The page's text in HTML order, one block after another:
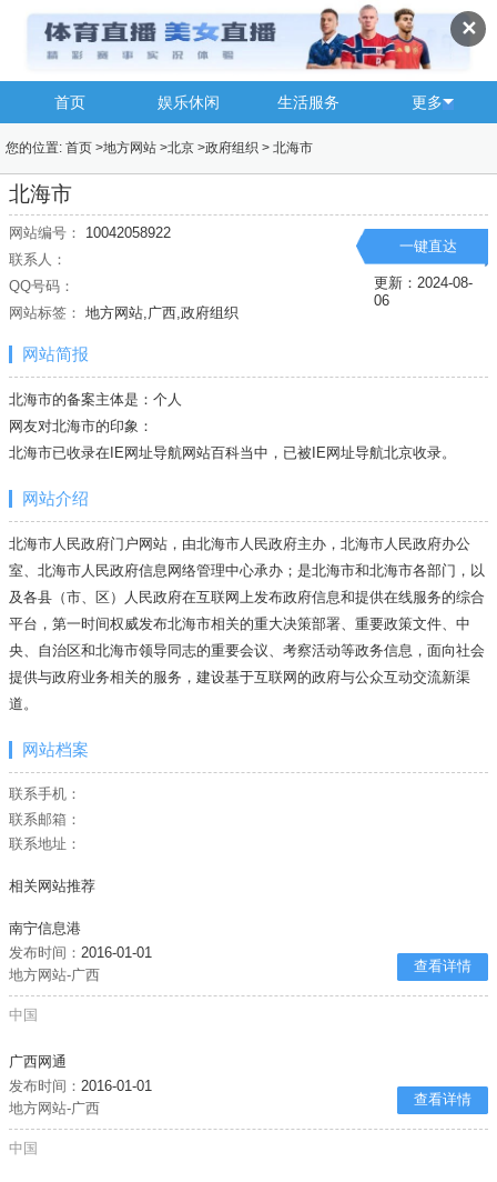
✕
首页 娱乐休闲 生活服务 更多
您的位置: 首页 >地方网站 >北京 >政府组织 > 北海市
北海市
网站编号：
10042058922
联系人：
QQ号码：
网站标签： 地方网站,广西,政府组织
一键直达
更新：2024-08-
06
网站简报
北海市的备案主体是：个人
网友对北海市的印象：
北海市已收录在IE网址导航网站百科当中，已被IE网址导航北京收录。
网站介绍
北海市人民政府门户网站，由北海市人民政府主办，北海市人民政府办公
室、北海市人民政府信息网络管理中心承办；是北海市和北海市各部门，以
及各县（市、区）人民政府在互联网上发布政府信息和提供在线服务的综合
平台，第一时间权威发布北海市相关的重大决策部署、重要政策文件、中
央、自治区和北海市领导同志的重要会议、考察活动等政务信息，面向社会
提供与政府业务相关的服务，建设基于互联网的政府与公众互动交流新渠
道。
网站档案
联系手机：
联系邮箱：
联系地址：
相关网站推荐
南宁信息港
发布时间：2016-01-01
地方网站-广西
查看详情
中国
广西网通
发布时间：2016-01-01
地方网站-广西
查看详情
中国